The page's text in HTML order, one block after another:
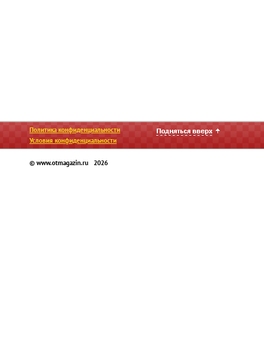
Политика конфиденциальности
Условия конфиденциальности
© www.otmagazin.ru 2026